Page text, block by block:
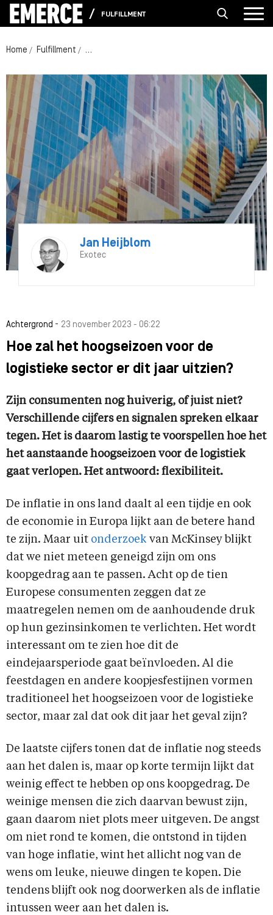
FULFILLMENT
Home Fulfillment Hoe zal het hoogseizoen voor de logistieke
Jan Heijblom
Exotec
Achtergrond - 23 november 2023 - 06:22
Hoe zal het hoogseizoen voor de
logistieke sector er dit jaar uitzien?
Zijn consumenten nog huiverig, of juist niet?
Verschillende cijfers en signalen spreken elkaar
tegen. Het is daarom lastig te voorspellen hoe het
het aanstaande hoogseizoen voor de logistiek
gaat verlopen. Het antwoord: flexibiliteit.
De inflatie in ons land daalt al een tijdje en ook
de economie in Europa lijkt aan de betere hand
te zijn. Maar uit onderzoek van McKinsey blijkt
dat we niet meteen geneigd zijn om ons
koopgedrag aan te passen. Acht op de tien
Europese consumenten zeggen dat ze
maatregelen nemen om de aanhoudende druk
op hun gezinsinkomen te verlichten. Het wordt
interessant om te zien hoe dit de
eindejaarsperiode gaat beïnvloeden. Al die
feestdagen en andere koopjesfestijnen vormen
traditioneel het hoogseizoen voor de logistieke
sector, maar zal dat ook dit jaar het geval zijn?
De laatste cijfers tonen dat de inflatie nog steeds
aan het dalen is, maar op korte termijn lijkt dat
weinig effect te hebben op ons koopgedrag. De
weinige mensen die zich daarvan bewust zijn,
gaan daarom niet plots meer uitgeven. De angst
om niet rond te komen, die ontstond in tijden
van hoge inflatie, wint het allicht nog van de
wens om leuke, nieuwe dingen te kopen. Die
tendens blijft ook nog doorwerken als de inflatie
intussen weer aan het dalen is.